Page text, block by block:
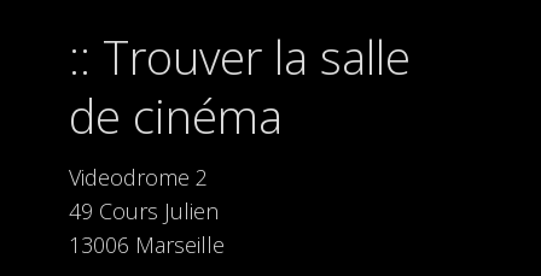
Trouver la salle
de cinéma
Videodrome 2
49 Cours Julien
13006 Marseille